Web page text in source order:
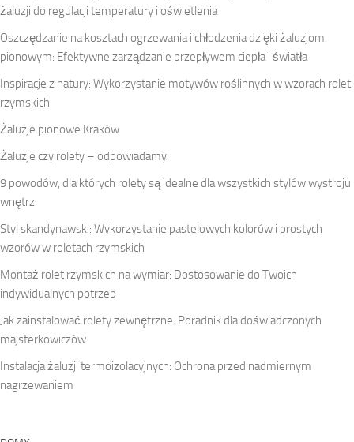
żaluzji do regulacji temperatury i oświetlenia
Oszczędzanie na kosztach ogrzewania i chłodzenia dzięki żaluzjom
pionowym: Efektywne zarządzanie przepływem ciepła i światła
Inspiracje z natury: Wykorzystanie motywów roślinnych w wzorach rolet
rzymskich
Żaluzje pionowe Kraków
Żaluzje czy rolety – odpowiadamy.
9 powodów, dla których rolety są idealne dla wszystkich stylów wystroju
wnętrz
Styl skandynawski: Wykorzystanie pastelowych kolorów i prostych
wzorów w roletach rzymskich
Montaż rolet rzymskich na wymiar: Dostosowanie do Twoich
indywidualnych potrzeb
Jak zainstalować rolety zewnętrzne: Poradnik dla doświadczonych
majsterkowiczów
Instalacja żaluzji termoizolacyjnych: Ochrona przed nadmiernym
nagrzewaniem